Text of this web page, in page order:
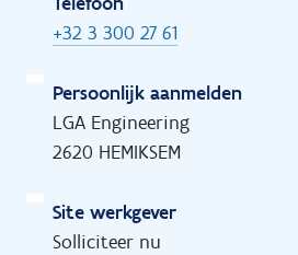
+32 3 300 27 61
Persoonlijk aanmelden
LGA Engineering
2620 HEMIKSEM
Site werkgever
Solliciteer nu